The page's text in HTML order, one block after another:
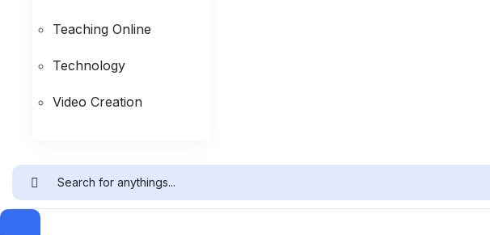
Teaching Online
Technology
Video Creation